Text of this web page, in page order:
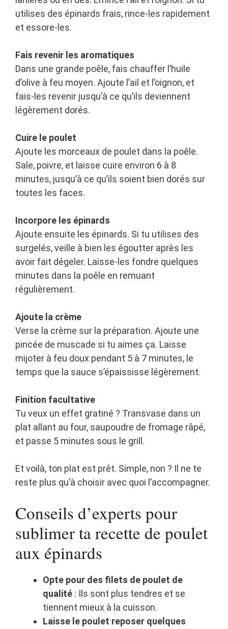
utilises des épinards frais, rince-les rapidement
et essore-les.
Fais revenir les aromatiques
Dans une grande poêle, fais chauffer l’huile
d’olive à feu moyen. Ajoute l’ail et l’oignon, et
fais-les revenir jusqu’à ce qu’ils deviennent
légèrement dorés.
Cuire le poulet
Ajoute les morceaux de poulet dans la poêle.
Sale, poivre, et laisse cuire environ 6 à 8
minutes, jusqu’à ce qu’ils soient bien dorés sur
toutes les faces.
Incorpore les épinards
Ajoute ensuite les épinards. Si tu utilises des
surgelés, veille à bien les égoutter après les
avoir fait dégeler. Laisse-les fondre quelques
minutes dans la poêle en remuant
régulièrement.
Ajoute la crème
Verse la crème sur la préparation. Ajoute une
pincée de muscade si tu aimes ça. Laisse
mijoter à feu doux pendant 5 à 7 minutes, le
temps que la sauce s’épaississe légèrement.
Finition facultative
Tu veux un effet gratiné ? Transvase dans un
plat allant au four, saupoudre de fromage râpé,
et passe 5 minutes sous le grill.
Et voilà, ton plat est prêt. Simple, non ? Il ne te
reste plus qu’à choisir avec quoi l’accompagner.
Conseils d’experts pour
sublimer ta recette de poulet
aux épinards
Opte pour des filets de poulet de
qualité : Ils sont plus tendres et se
tiennent mieux à la cuisson.
Laisse le poulet reposer quelques